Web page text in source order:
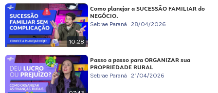
10:28
Como planejar a SUCESSÃO FAMILIAR do
NEGÓCIO.
Sebrae Paraná 28/04/2026
Passo a passo para ORGANIZAR sua
PROPRIEDADE RURAL
Sebrae Paraná 21/04/2026